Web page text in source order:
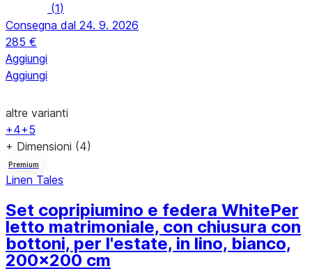
(1)
Consegna dal 24. 9. 2026
285 €
Aggiungi
Aggiungi
altre varianti
+4+5
+ Dimensioni (4)
Premium
Linen Tales
Set copripiumino e federa WhitePer
letto matrimoniale, con chiusura con
bottoni, per l'estate, in lino, bianco,
200x200 cm